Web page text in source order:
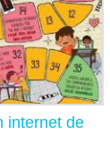
internet de